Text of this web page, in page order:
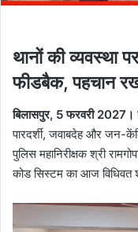
थानों की व्यवस्था
फीडबैक, पहचान
बिलासपुर, 5 फरवरी 2027।
पारदर्शी, जवाबदेह और जन-
पुलिस महानिरीक्षक श्री
कोड सिस्टम का आज विधिवत